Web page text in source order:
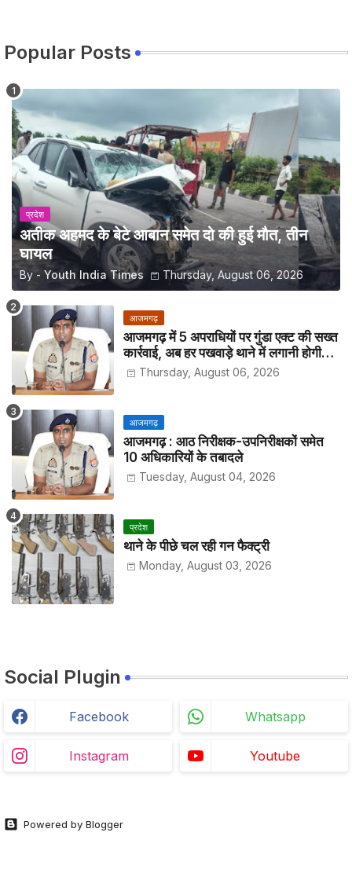
Popular Posts
प्रदेश
अतीक अहमद के बेटे आबान समेत दो की हुई मौत, तीन
घायल
By - Youth India Times Thursday, August 06, 2026
आजमगढ़
आजमगढ़ में 5 अपराधियों पर गुंडा एक्ट की सख्त
कार्रवाई, अब हर पखवाड़े थाने में लगानी होगी
हाजिरीThursday, August 06, 2026
आजमगढ़
आजमगढ़ : आठ निरीक्षक-उपनिरीक्षकों समेत
10 अधिकारियों के तबादले
Tuesday, August 04, 2026
प्रदेश
थाने के पीछे चल रही गन फैक्ट्री
Monday, August 03, 2026
Social Plugin
Facebook Whatsapp
Instagram Youtube
Powered by Blogger